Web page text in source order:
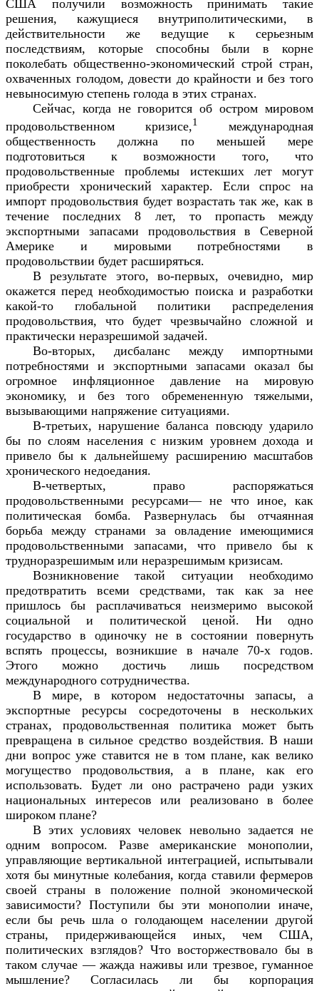
США получили возможность принимать такие
решения, кажущиеся внутриполитическими, в
действительности же ведущие к серьезным
последствиям, которые способны были в корне
поколебать общественно-экономический строй стран,
охваченных голодом, довести до крайности и без того
невыносимую степень голода в этих странах.
Сейчас, когда не говорится об остром мировом
продовольственном кризисе,1
международная
общественность должна по меньшей мере
подготовиться к возможности того, что
продовольственные проблемы истекших лет могут
приобрести хронический характер. Если спрос на
импорт продовольствия будет возрастать так же, как в
течение последних 8 лет, то пропасть между
экспортными запасами продовольствия в Северной
Америке и мировыми потребностями в
продовольствии будет расширяться.
В результате этого, во-первых, очевидно, мир
окажется перед необходимостью поиска и разработки
какой-то глобальной политики распределения
продовольствия, что будет чрезвычайно сложной и
практически неразрешимой задачей.
Во-вторых, дисбаланс между импортными
потребностями и экспортными запасами оказал бы
огромное инфляционное давление на мировую
экономику, и без того обремененную тяжелыми,
вызывающими напряжение ситуациями.
В-третьих, нарушение баланса повсюду ударило
бы по слоям населения с низким уровнем дохода и
привело бы к дальнейшему расширению масштабов
хронического недоедания.
В-четвертых, право распоряжаться
продовольственными ресурсами— не что иное, как
политическая бомба. Развернулась бы отчаянная
борьба между странами за овладение имеющимися
продовольственными запасами, что привело бы к
трудноразрешимым или неразрешимым кризисам.
Возникновение такой ситуации необходимо
предотвратить всеми средствами, так как за нее
пришлось бы расплачиваться неизмеримо высокой
социальной и политической ценой. Ни одно
государство в одиночку не в состоянии повернуть
вспять процессы, возникшие в начале 70-х годов.
Этого можно достичь лишь посредством
международного сотрудничества.
В мире, в котором недостаточны запасы, а
экспортные ресурсы сосредоточены в нескольких
странах, продовольственная политика может быть
превращена в сильное средство воздействия. В наши
дни вопрос уже ставится не в том плане, как велико
могущество продовольствия, а в плане, как его
использовать. Будет ли оно растрачено ради узких
национальных интересов или реализовано в более
широком плане?
В этих условиях человек невольно задается не
одним вопросом. Разве американские монополии,
управляющие вертикальной интеграцией, испытывали
хотя бы минутные колебания, когда ставили фермеров
своей страны в положение полной экономической
зависимости? Поступили бы эти монополии иначе,
если бы речь шла о голодающем населении другой
страны, придерживающейся иных, чем США,
политических взглядов? Что восторжествовало бы в
таком случае — жажда наживы или трезвое, гуманное
мышление? Согласилась ли бы корпорация